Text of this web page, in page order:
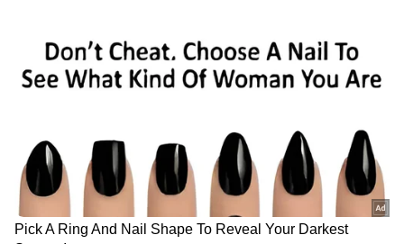
ആ വ്യക്തി ഒരുക്കിയ
കെണി, എന്നെ അത്
തകർത്ത് കളഞ്ഞു; പണം
നൽകേണ്ട ദിവസം
അയാൾ മുങ്ങി;
തുറന്നുപറഞ്ഞ് അഭിരാമി
ഡിവോഴ്സ് ആവുമെന്ന്
പറഞ്ഞ ആ ജ്യോതിഷിയെ
ഒന്ന് കാണണം;
വിവാഹവാർഷിക
ദിനത്തിൽ കുറിപ്പുമായി
മിഥുന്‍ ജയരാജ്